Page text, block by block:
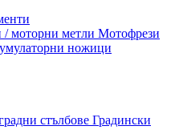
/ моторни метли Мотофрези
ножици
стълбове Градински